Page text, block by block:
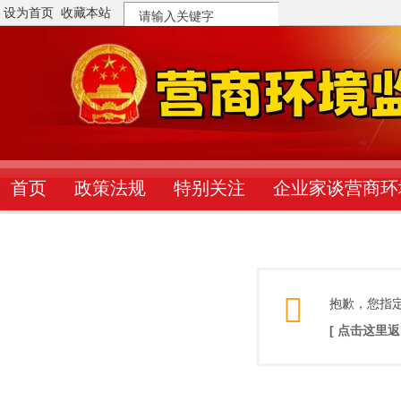
设为首页 收藏本站
搜
索
首页 政策法规 特别关注 企业家谈营商
抱歉，您指
[ 点击这里